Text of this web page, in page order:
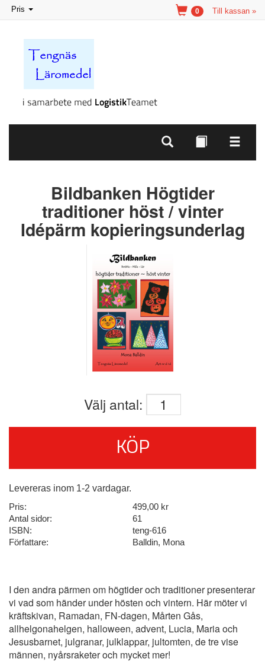
Toggle
navigation
Pris Till kassan »
0
Bildbanken Högtider
traditioner höst / vinter
Idépärm kopieringsunderlag
Välj antal:
KÖP
Levereras inom 1-2 vardagar.
Pris:
499,00 kr
Antal sidor:
61
ISBN:
teng-616
Författare:
Balldin, Mona
I den andra pärmen om högtider och traditioner presenterar
vi vad som händer under hösten och vintern. Här möter vi
kräftskivan, Ramadan, FN-dagen, Mårten Gås,
allhelgonahelgen, halloween, advent, Lucia, Maria och
Jesusbarnet, julgranar, julklappar, jultomten, de tre vise
männen, nyårsraketer och mycket mer!